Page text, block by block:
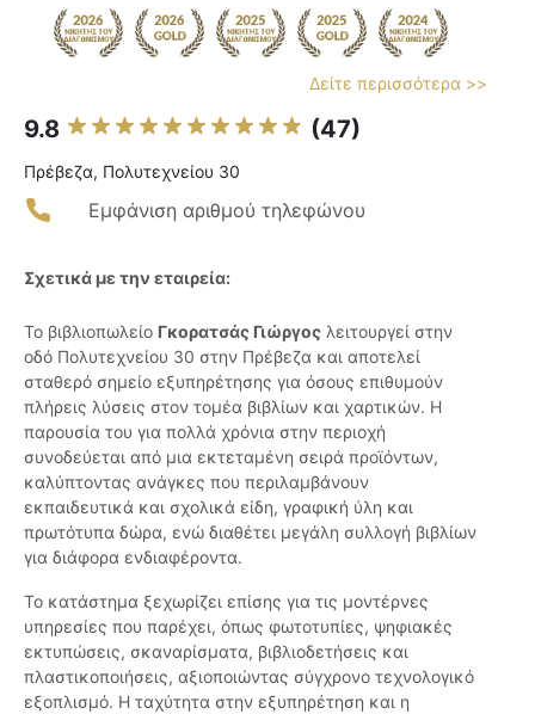
Δείτε περισσότερα >>
9.8 (47)
Πρέβεζα, Πολυτεχνείου 30
Εμφάνιση αριθμού τηλεφώνου
Σχετικά με την εταιρεία:
Το βιβλιοπωλείο Γκορατσάς Γιώργος λειτουργεί στην
οδό Πολυτεχνείου 30 στην Πρέβεζα και αποτελεί
σταθερό σημείο εξυπηρέτησης για όσους επιθυμούν
πλήρεις λύσεις στον τομέα βιβλίων και χαρτικών. Η
παρουσία του για πολλά χρόνια στην περιοχή
συνοδεύεται από μια εκτεταμένη σειρά προϊόντων,
καλύπτοντας ανάγκες που περιλαμβάνουν
εκπαιδευτικά και σχολικά είδη, γραφική ύλη και
πρωτότυπα δώρα, ενώ διαθέτει μεγάλη συλλογή βιβλίων
για διάφορα ενδιαφέροντα.
Το κατάστημα ξεχωρίζει επίσης για τις μοντέρνες
υπηρεσίες που παρέχει, όπως φωτοτυπίες, ψηφιακές
εκτυπώσεις, σκαναρίσματα, βιβλιοδετήσεις και
πλαστικοποιήσεις, αξιοποιώντας σύγχρονο τεχνολογικό
εξοπλισμό. Η ταχύτητα στην εξυπηρέτηση και η